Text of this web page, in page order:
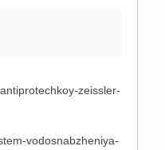
zeissler-
vodosnabzheniya-